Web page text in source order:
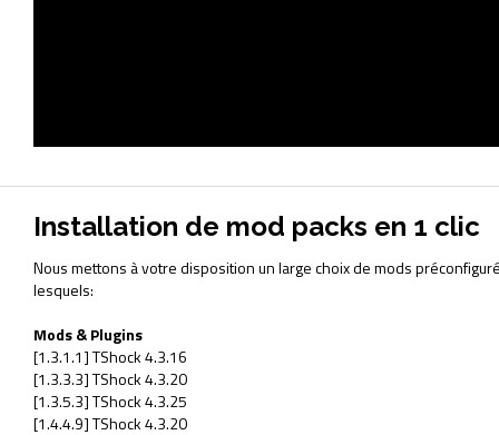
Installation de mod packs en 1 clic
Nous mettons à votre disposition un large choix de mods
lesquels:
Mods & Plugins
[1.3.1.1] TShock 4.3.16
[1.3.3.3] TShock 4.3.20
[1.3.5.3] TShock 4.3.25
[1.4.4.9] TShock 4.3.20